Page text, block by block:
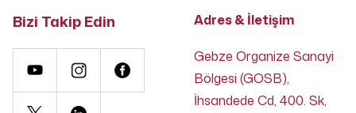
Bizi Takip Edin Adres & İletişim
Gebze Organize Sanayi
Bölgesi (GOSB),
İhsandede Cd, 400. Sk,